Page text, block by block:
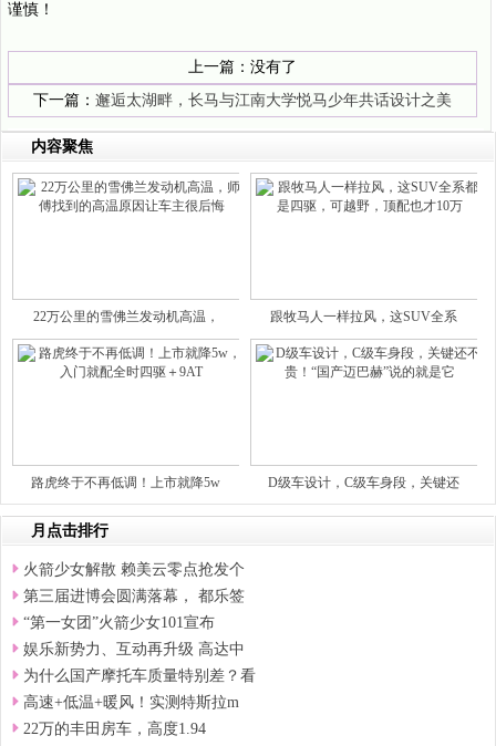
谨慎！
上一篇：没有了
下一篇： 邂逅太湖畔，长马与江南大学悦马少年共话设计之美
内容聚焦
22万公里的雪佛兰发动机高温， 跟牧马人一样拉风，这SUV全系
路虎终于不再低调！上市就降5w D级车设计，C级车身段，关键还
月点击排行
火箭少女解散 赖美云零点抢发个
第三届进博会圆满落幕， 都乐签
“第一女团”火箭少女101宣布
娱乐新势力、互动再升级 高达中
为什么国产摩托车质量特别差？看
高速+低温+暖风！实测特斯拉m
22万的丰田房车，高度1.94